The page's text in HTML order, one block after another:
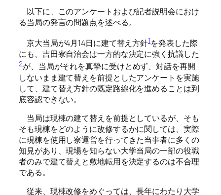
以下に、このアンケートおよび記者説明会におけ
る当局の発言の問題点を述べる。
京大当局が4月14日に建て替え方針1を発表した際
にも、吉田寮自治会は一方的な決定に強く抗議した
2が、当局がそれを真摯に受けとめず、対話を再開
しないまま建て替えを前提としたアンケートを実施
して、建て替え方針の既定路線化を進めることは到
底容認できない。
当局は現棟の建て替えを前提としているが、そも
そも現棟をどのように改修するかに関しては、実際
に現棟を使用し寮運営を行ってきた当事者に多くの
知見があり、現場を知らない大学当局の一部の役職
者のみで建て替えと敷地転用を決定するのは不合理
である。
従来、現棟改修をめぐっては、長年にわたり大学